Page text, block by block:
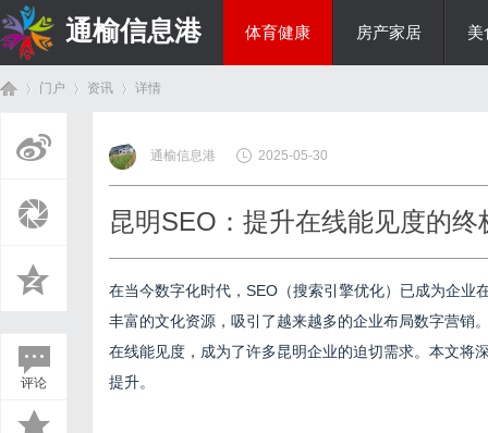
通榆信息港 体育健康 房产家居 美
门户 资讯
›
详情
评论
通榆信息港 2025-05-30
昆明SEO：提升在线能见度的终
在当今数字化时代，SEO（搜索引擎优化）已成为企业
丰富的文化资源，吸引了越来越多的企业布局数字营销
在线能见度，成为了许多昆明企业的迫切需求。本文将
提升。